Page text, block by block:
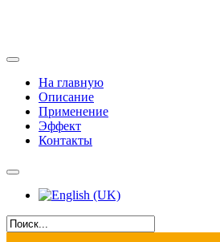
На главную
Описание
Применение
Эффект
Контакты